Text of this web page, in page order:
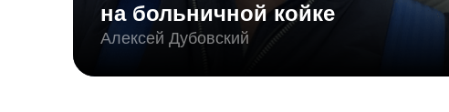
на больничной койке
Алексей Дубовский